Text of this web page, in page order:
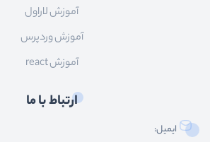
آموزش لاراول
آموزش وردپرس
آموزش react
ارتباط با ما
ایمیل: